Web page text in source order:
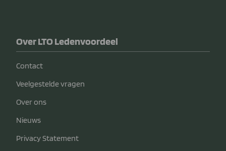
Over LTO Ledenvoordeel
Contact
Veelgestelde vragen
Over ons
Nieuws
Privacy Statement